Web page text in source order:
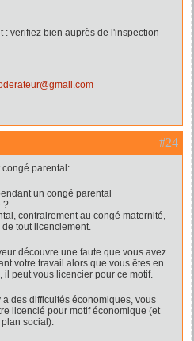
: verifiez bien auprès de l'inspection
#24
congé parental:
un congé parental
?
contrairement au congé maternité,
tout licenciement.
découvre une faute que vous avez
votre travail alors que vous êtes en
il peut vous licencier pour ce motif.
a des difficultés économiques, vous
licencié pour motif économique (et
social).